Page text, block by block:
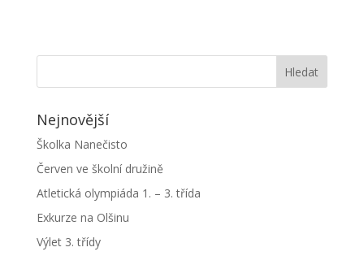
Nejnovější
Školka Nanečisto
Červen ve školní družině
Atletická olympiáda 1. – 3. třída
Exkurze na Olšinu
Výlet 3. třídy